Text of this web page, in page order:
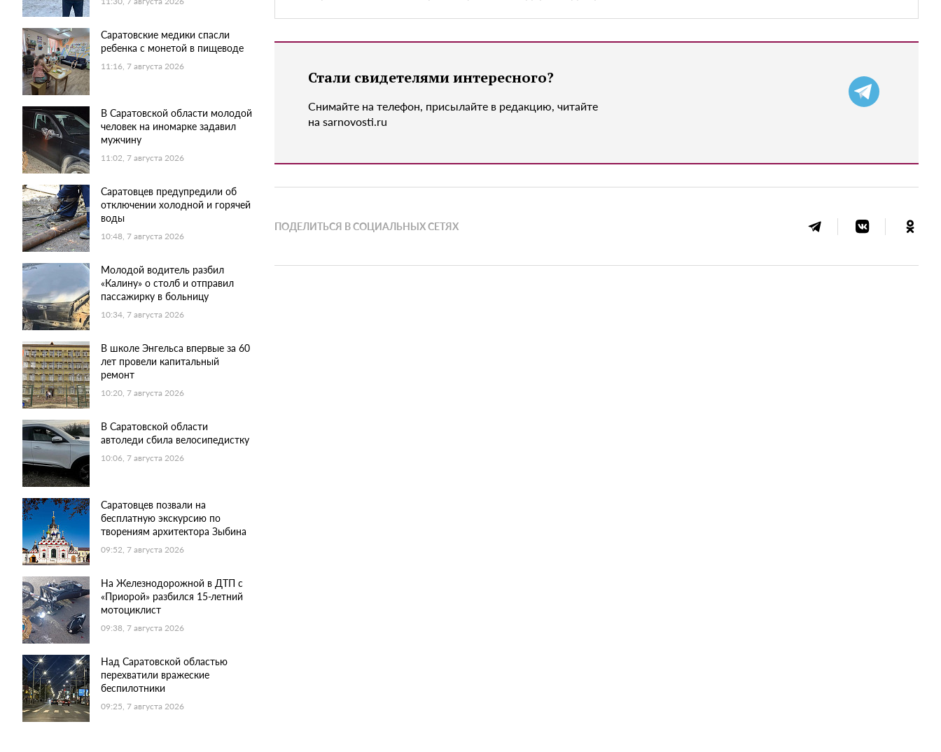
Саратовские медики спасли
ребенка с монетой в пищеводе
11:16, 7 августа 2026
В Саратовской области молодой
человек на иномарке задавил
мужчину
11:02, 7 августа 2026
Саратовцев предупредили об
отключении холодной и горячей
воды
10:48, 7 августа 2026
Молодой водитель разбил
«Калину» о столб и отправил
пассажирку в больницу
10:34, 7 августа 2026
В школе Энгельса впервые за 60
лет провели капитальный
ремонт
10:20, 7 августа 2026
В Саратовской области
автоледи сбила велосипедистку
10:06, 7 августа 2026
Саратовцев позвали на
бесплатную экскурсию по
творениям архитектора Зыбина
09:52, 7 августа 2026
На Железнодорожной в ДТП с
«Приорой» разбился 15-летний
мотоциклист
09:38, 7 августа 2026
Над Саратовской областью
перехватили вражеские
беспилотники
09:25, 7 августа 2026
Стали свидетелями интересного?
Снимайте на телефон, присылайте в редакцию, читайте
на sarnovosti.ru
ПОДЕЛИТЬСЯ В СОЦИАЛЬНЫХ СЕТЯХ